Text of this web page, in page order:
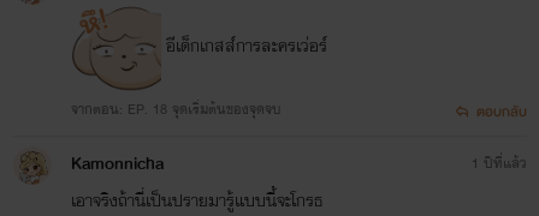
อีเด็กเกสส์การละครเว่อร์
จากตอน: EP. 18 จุดเริ่มต้นของจุดจบ ตอบกลับ
Kamonnicha
เอาจริงถ้านี่เป็นปรายมารู้แบบนี้จะโกรธ
1 ปีที่แล้ว